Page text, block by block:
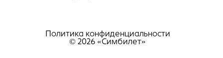
Политика конфиденциальности
© 2026 «Симбилет»